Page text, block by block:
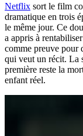
Netflix sort le film
dramatique en trois
le même jour. Ce
a appris à
comme preuve pour
qui veut un récit. La
première reste la
enfant réel.